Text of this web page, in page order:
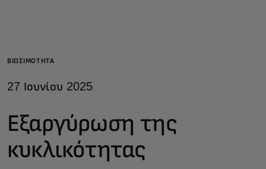
Για επιχειρήσεις
Για καινοτόμους
ΒΙΩΣΙΜΌΤΗΤΑ
27 Ιουνίου 2025
Εξαργύρωση της
κυκλικότητας